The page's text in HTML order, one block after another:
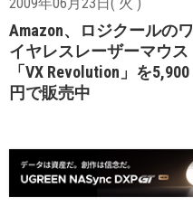
Amazon、ロジクールのワ
イヤレスレーザーマウス
「VX Revolution」を5,900
円で販売中